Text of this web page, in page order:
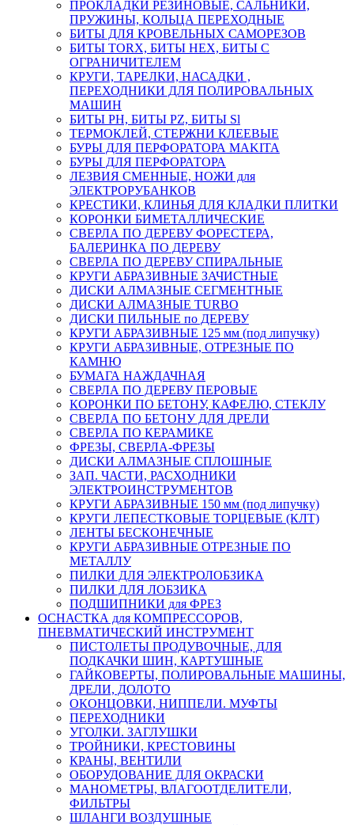
ПРОКЛАДКИ РЕЗИНОВЫЕ, САЛЬНИКИ,
ПРУЖИНЫ, КОЛЬЦА ПЕРЕХОДНЫЕ
БИТЫ ДЛЯ КРОВЕЛЬНЫХ САМОРЕЗОВ
БИТЫ TORX, БИТЫ НЕХ, БИТЫ С
ОГРАНИЧИТЕЛЕМ
КРУГИ, ТАРЕЛКИ, НАСАДКИ ,
ПЕРЕХОДНИКИ ДЛЯ ПОЛИРОВАЛЬНЫХ
МАШИН
БИТЫ PH, БИТЫ PZ, БИТЫ Sl
ТЕРМОКЛЕЙ, СТЕРЖНИ КЛЕЕВЫЕ
БУРЫ ДЛЯ ПЕРФОРАТОРА MAKITA
БУРЫ ДЛЯ ПЕРФОРАТОРА
ЛЕЗВИЯ СМЕННЫЕ, НОЖИ для
ЭЛЕКТРОРУБАНКОВ
КРЕСТИКИ, КЛИНЬЯ ДЛЯ КЛАДКИ ПЛИТКИ
КОРОНКИ БИМЕТАЛЛИЧЕСКИЕ
СВЕРЛА ПО ДЕРЕВУ ФОРЕСТЕРА,
БАЛЕРИНКА ПО ДЕРЕВУ
СВЕРЛА ПО ДЕРЕВУ СПИРАЛЬНЫЕ
КРУГИ АБРАЗИВНЫЕ ЗАЧИСТНЫЕ
ДИСКИ АЛМАЗНЫЕ СЕГМЕНТНЫЕ
ДИСКИ АЛМАЗНЫЕ TURBO
ДИСКИ ПИЛЬНЫЕ по ДЕРЕВУ
КРУГИ АБРАЗИВНЫЕ 125 мм (под липучку)
КРУГИ АБРАЗИВНЫЕ, ОТРЕЗНЫЕ ПО
КАМНЮ
БУМАГА НАЖДАЧНАЯ
СВЕРЛА ПО ДЕРЕВУ ПЕРОВЫЕ
КОРОНКИ ПО БЕТОНУ, КАФЕЛЮ, СТЕКЛУ
СВЕРЛА ПО БЕТОНУ ДЛЯ ДРЕЛИ
СВЕРЛА ПО КЕРАМИКЕ
ФРЕЗЫ, СВЕРЛА-ФРЕЗЫ
ДИСКИ АЛМАЗНЫЕ СПЛОШНЫЕ
ЗАП. ЧАСТИ, РАСХОДНИКИ
ЭЛЕКТРОИНСТРУМЕНТОВ
КРУГИ АБРАЗИВНЫЕ 150 мм (под липучку)
КРУГИ ЛЕПЕСТКОВЫЕ ТОРЦЕВЫЕ (КЛТ)
ЛЕНТЫ БЕСКОНЕЧНЫЕ
КРУГИ АБРАЗИВНЫЕ ОТРЕЗНЫЕ ПО
МЕТАЛЛУ
ПИЛКИ ДЛЯ ЭЛЕКТРОЛОБЗИКА
ПИЛКИ ДЛЯ ЛОБЗИКА
ПОДШИПНИКИ для ФРЕЗ
ОСНАСТКА для КОМПРЕССОРОВ,
ПНЕВМАТИЧЕСКИЙ ИНСТРУМЕНТ
ПИСТОЛЕТЫ ПРОДУВОЧНЫЕ, ДЛЯ
ПОДКАЧКИ ШИН, КАРТУШНЫЕ
ГАЙКОВЕРТЫ, ПОЛИРОВАЛЬНЫЕ МАШИНЫ,
ДРЕЛИ, ДОЛОТО
ОКОНЦОВКИ, НИППЕЛИ. МУФТЫ
ПЕРЕХОДНИКИ
УГОЛКИ. ЗАГЛУШКИ
ТРОЙНИКИ, КРЕСТОВИНЫ
КРАНЫ, ВЕНТИЛИ
ОБОРУДОВАНИЕ ДЛЯ ОКРАСКИ
МАНОМЕТРЫ, ВЛАГООТДЕЛИТЕЛИ,
ФИЛЬТРЫ
ШЛАНГИ ВОЗДУШНЫЕ